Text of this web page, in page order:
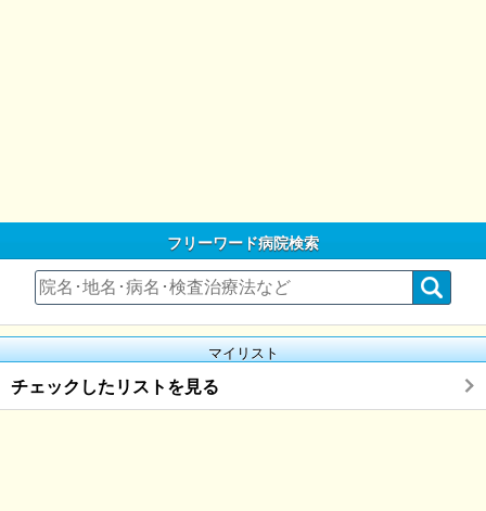
フリーワード病院検索
マイリスト
チェックしたリストを見る